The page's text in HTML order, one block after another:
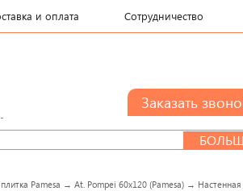
и оплата Сотрудничество
БОЛЬШОЙ
Pamesa →At. Pompei 60x120 (Pamesa) →